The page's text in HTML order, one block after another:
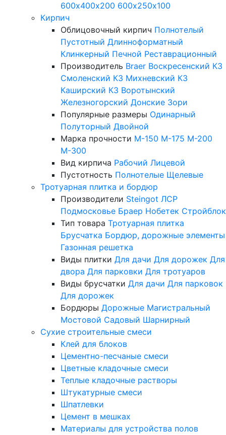
600х400х200 600х250х100
Кирпич
Облицовочный кирпич Полнотелый
Пустотный Длинноформатный
Клинкерный Печной Реставрационный
Производитель Braer Воскресенский КЗ
Смоленский КЗ Михневский КЗ
Каширский КЗ Воротынский
Железногорский Донские Зори
Популярные размеры Одинарный
Полуторный Двойной
Марка прочности М-150 М-175 М-200
М-300
Вид кирпича Рабочий Лицевой
Пустотность Полнотелые Щелевые
Тротуарная плитка и бордюр
Производители Steingot ЛСР
Подмосковье Браер Нобетек Стройблок
Тип товара Тротуарная плитка
Брусчатка Бордюр, дорожные элементы
Газонная решетка
Виды плитки Для дачи Для дорожек Для
двора Для парковки Для тротуаров
Виды брусчатки Для дачи Для парковок
Для дорожек
Бордюры Дорожные Магистральный
Мостовой Садовый Шарнирный
Сухие строительные смеси
Клей для блоков
Цементно-песчаные смеси
Цветные кладочные смеси
Теплые кладочные растворы
Штукатурные смеси
Шпатлевки
Цемент в мешках
Материалы для устройства полов